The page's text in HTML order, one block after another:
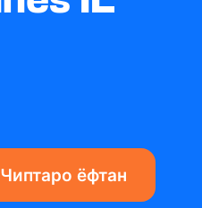
Чиптаро ёфтан